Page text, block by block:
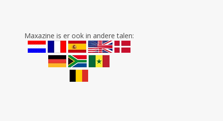
Maxazine is er ook in andere talen: